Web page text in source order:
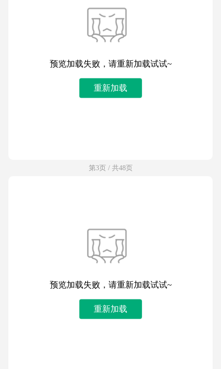
预览加载失败，请重新加载试试~
重新加载
第3页 / 共48页
预览加载失败，请重新加载试试~
重新加载